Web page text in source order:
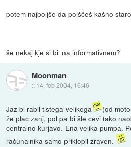
potem najboljše da poiščeš kašno
še nekaj kje si bil na informativnem?
Moonman
:: 14. feb 2004, 16:46
Jaz bi rabil tistega velikega
(od
že plac zanj, pol pa bi šle cevi tako
centralno kurjavo. Ena velika pumpa.
računalnika samo priklopil zraven.